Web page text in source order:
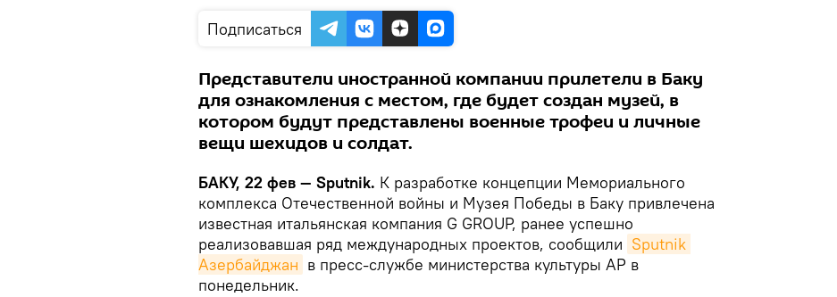
Подписаться
Представители иностранной компании прилетели в Баку
для ознакомления с местом, где будет создан музей, в
котором будут представлены военные трофеи и личные
вещи шехидов и солдат.
БАКУ, 22 фев — Sputnik. К разработке концепции Мемориального
комплекса Отечественной войны и Музея Победы в Баку привлечена
известная итальянская компания G GROUP, ранее успешно
реализовавшая ряд международных проектов, сообщили Sputnik
Азербайджан в пресс-службе министерства культуры АР в
понедельник.